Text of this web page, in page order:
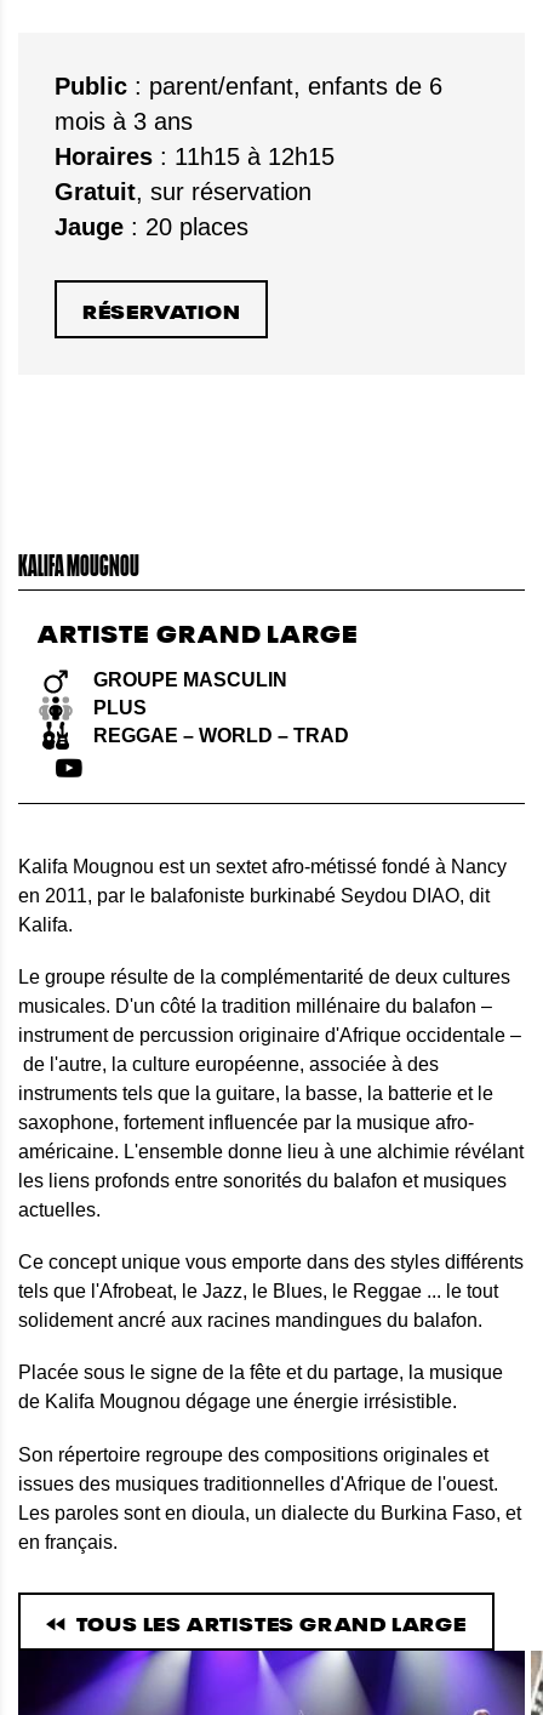
Public : parent/enfant, enfants de 6
mois à 3 ans
Horaires : 11h15 à 12h15
Gratuit, sur réservation
Jauge : 20 places
RÉSERVATION
KALIFA MOUGNOU
ARTISTE GRAND LARGE
GROUPE MASCULIN
PLUS
REGGAE – WORLD – TRAD
Kalifa Mougnou est un sextet afro-métissé fondé à Nancy
en 2011, par le balafoniste burkinabé Seydou DIAO, dit
Kalifa.
Le groupe résulte de la complémentarité de deux cultures
musicales. D'un côté la tradition millénaire du balafon –
instrument de percussion originaire d'Afrique occidentale –
de l'autre, la culture européenne, associée à des
instruments tels que la guitare, la basse, la batterie et le
saxophone, fortement influencée par la musique afro-
américaine. L'ensemble donne lieu à une alchimie révélant
les liens profonds entre sonorités du balafon et musiques
actuelles.
Ce concept unique vous emporte dans des styles différents
tels que l'Afrobeat, le Jazz, le Blues, le Reggae ... le tout
solidement ancré aux racines mandingues du balafon.
Placée sous le signe de la fête et du partage, la musique
de Kalifa Mougnou dégage une énergie irrésistible.
Son répertoire regroupe des compositions originales et
issues des musiques traditionnelles d'Afrique de l'ouest.
Les paroles sont en dioula, un dialecte du Burkina Faso, et
en français.
TOUS LES ARTISTES GRAND LARGE